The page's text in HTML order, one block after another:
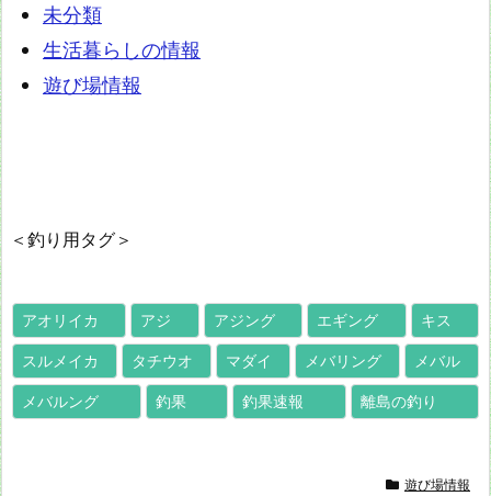
未分類
生活暮らしの情報
遊び場情報
＜釣り用タグ＞
アオリイカ アジ アジング エギング
キス
スルメイカ
タチウオ マダイ メバリング
メバル
メバルング
釣果 釣果速報 離島の釣り
遊び場情報